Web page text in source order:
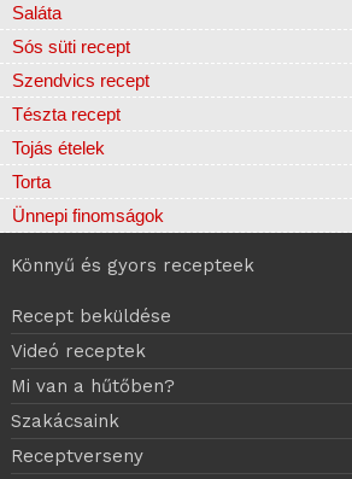
Saláta
Sós süti recept
Szendvics recept
Tészta recept
Tojás ételek
Torta
Ünnepi finomságok
Könnyű és gyors recepteek
Recept beküldése
Videó receptek
Mi van a hűtőben?
Szakácsaink
Receptverseny